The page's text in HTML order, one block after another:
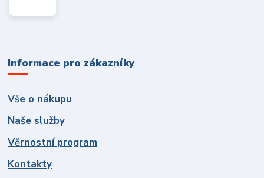
Informace pro zákazníky
Vše o nákupu
Naše služby
Věrnostní program
Kontakty